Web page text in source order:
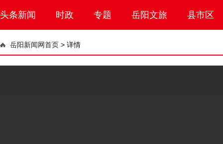
头条新闻 时政 专题 岳阳文旅 县市区
岳阳新闻网首页 > 详情